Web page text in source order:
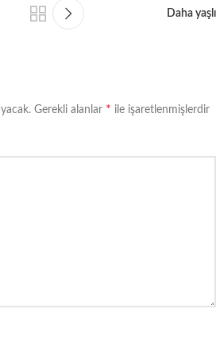
Daha yaşlı
Gerekli alanlar * ile işaretlenmişlerdir